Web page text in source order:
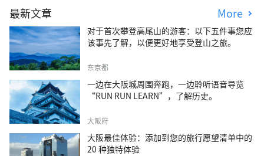
最新文章 More
对于首次攀登高尾山的游客：以下五件事您应
该事先了解，以便更好地享受登山之旅。
东京都
一边在大阪城周围奔跑，一边聆听语音导览
“RUN RUN LEARN”，了解历史。
大阪府
大阪最佳体验：添加到您的旅行愿望清单中的
20 种独特体验